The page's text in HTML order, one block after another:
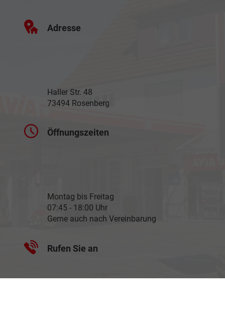
Adresse
Haller Str. 48
73494 Rosenberg
Öffnungszeiten
Montag bis Freitag
07:45 - 18:00 Uhr
Gerne auch nach Vereinbarung
Rufen Sie an